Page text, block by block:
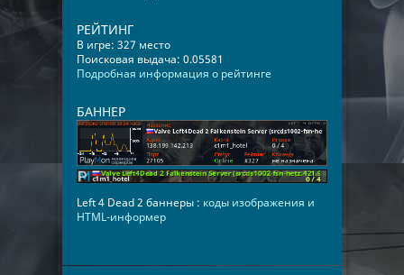
РЕЙТИНГ
В игре: 327 место
Поисковая выдача: 0.05581
Подробная информация о рейтинге
БАННЕР
Left 4 Dead 2 баннеры : коды изображения и
HTML-информер